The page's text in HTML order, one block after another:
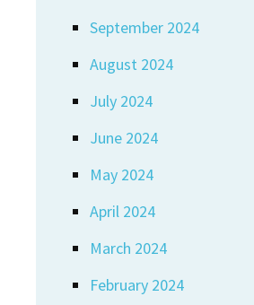
September 2024
August 2024
July 2024
June 2024
May 2024
April 2024
March 2024
February 2024